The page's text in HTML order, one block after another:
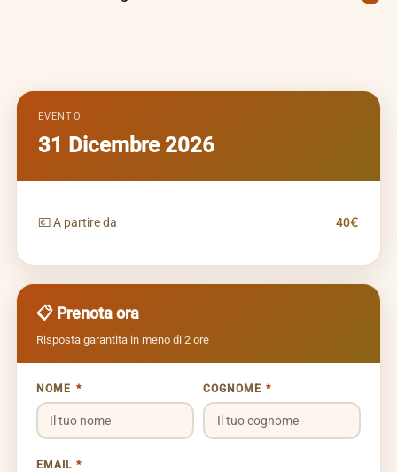
numero persone e formula scelta.
EVENTO
31 Dicembre 2026
💶 A partire da 40€
📋 Prenota ora
Risposta garantita in meno di 2 ore
NOME * COGNOME *
EMAIL *